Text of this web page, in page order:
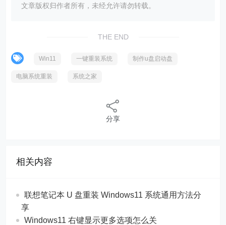
文章版权归作者所有，未经允许请勿转载。
THE END
Win11 一键重装系统 制作u盘启动盘
电脑系统重装 系统之家
分享
相关内容
联想笔记本 U 盘重装 Windows11 系统通用方法分
享
Windows11 右键显示更多选项怎么关